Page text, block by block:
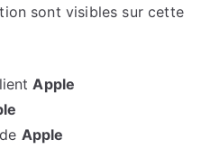
sont visibles sur cette
Apple
Apple